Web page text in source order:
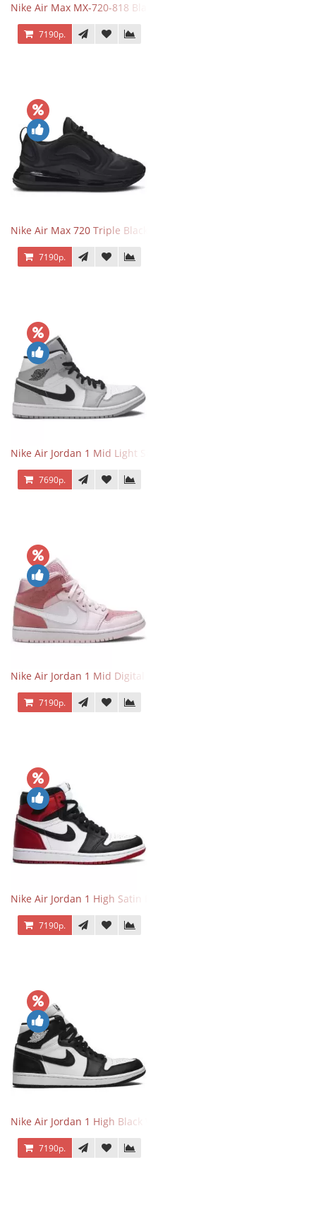
Nike Air Max MX-720-818 Black
7190р.
Nike Air Max 720 Triple Black
7190р.
Nike Air Jordan 1 Mid Light Smoke Grey
7690р.
Nike Air Jordan 1 Mid Digital Pink
7190р.
Nike Air Jordan 1 High Satin Black Toe
7190р.
Nike Air Jordan 1 High Black White
7190р.